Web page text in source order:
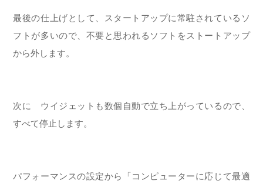
最後の仕上げとして、スタートアップに常駐されているソ
フトが多いので、不要と思われるソフトをストートアップ
から外します。
次に ウイジェットも数個自動で立ち上がっているので、
すべて停止します。
パフォーマンスの設定から「コンピューターに応じて最適